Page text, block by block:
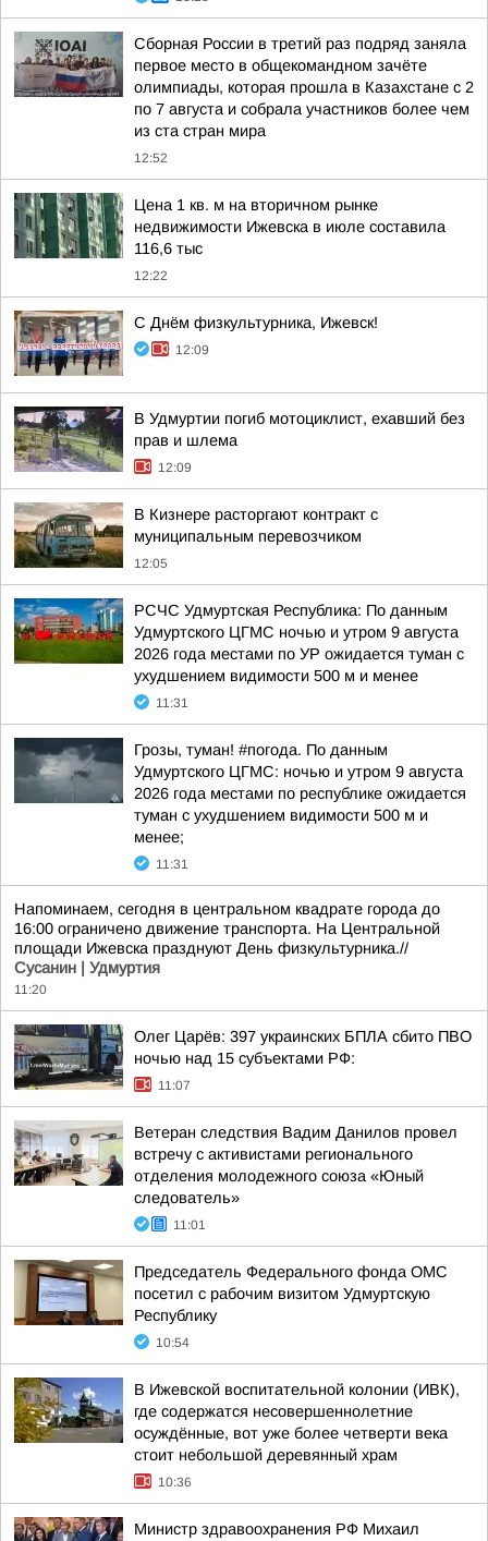
Сборная России в третий раз подряд заняла
первое место в общекомандном зачёте
олимпиады, которая прошла в Казахстане с 2
по 7 августа и собрала участников более чем
из ста стран мира
12:52
Цена 1 кв. м на вторичном рынке
недвижимости Ижевска в июле составила
116,6 тыс
12:22
С Днём физкультурника, Ижевск!
12:09
В Удмуртии погиб мотоциклист, ехавший без
прав и шлема
12:09
В Кизнере расторгают контракт с
муниципальным перевозчиком
12:05
РСЧС Удмуртская Республика: По данным
Удмуртского ЦГМС ночью и утром 9 августа
2026 года местами по УР ожидается туман с
ухудшением видимости 500 м и менее
11:31
Грозы, туман! #погода. По данным
Удмуртского ЦГМС: ночью и утром 9 августа
2026 года местами по республике ожидается
туман с ухудшением видимости 500 м и
менее;
11:31
Напоминаем, сегодня в центральном квадрате города до
16:00 ограничено движение транспорта. На Центральной
площади Ижевска празднуют День физкультурника.//
Сусанин | Удмуртия
11:20
Олег Царёв: 397 украинских БПЛА сбито ПВО
ночью над 15 субъектами РФ:
11:07
Ветеран следствия Вадим Данилов провел
встречу с активистами регионального
отделения молодежного союза «Юный
следователь»
11:01
Председатель Федерального фонда ОМС
посетил с рабочим визитом Удмуртскую
Республику
10:54
В Ижевской воспитательной колонии (ИВК),
где содержатся несовершеннолетние
осуждённые, вот уже более четверти века
стоит небольшой деревянный храм
10:36
Министр здравоохранения РФ Михаил